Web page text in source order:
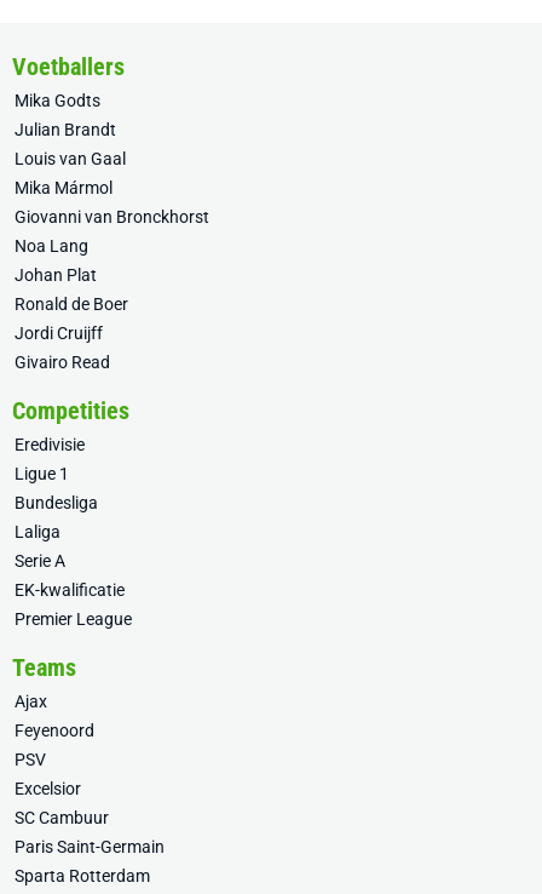
Voetballers
Mika Godts
Julian Brandt
Louis van Gaal
Mika Mármol
Giovanni van Bronckhorst
Noa Lang
Johan Plat
Ronald de Boer
Jordi Cruijff
Givairo Read
Competities
Eredivisie
Ligue 1
Bundesliga
Laliga
Serie A
EK-kwalificatie
Premier League
Teams
Ajax
Feyenoord
PSV
Excelsior
SC Cambuur
Paris Saint-Germain
Sparta Rotterdam